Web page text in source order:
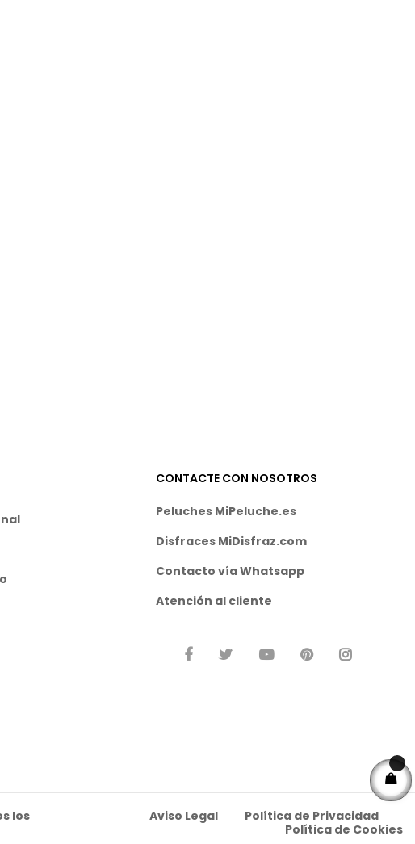
CONTACTE CON NOSOTROS
Peluches MiPeluche.es
Disfraces MiDisfraz.com
Contacto víaWhatsapp
Atención al cliente
los
Aviso Legal
Política de Privacidad
Política de Cookies